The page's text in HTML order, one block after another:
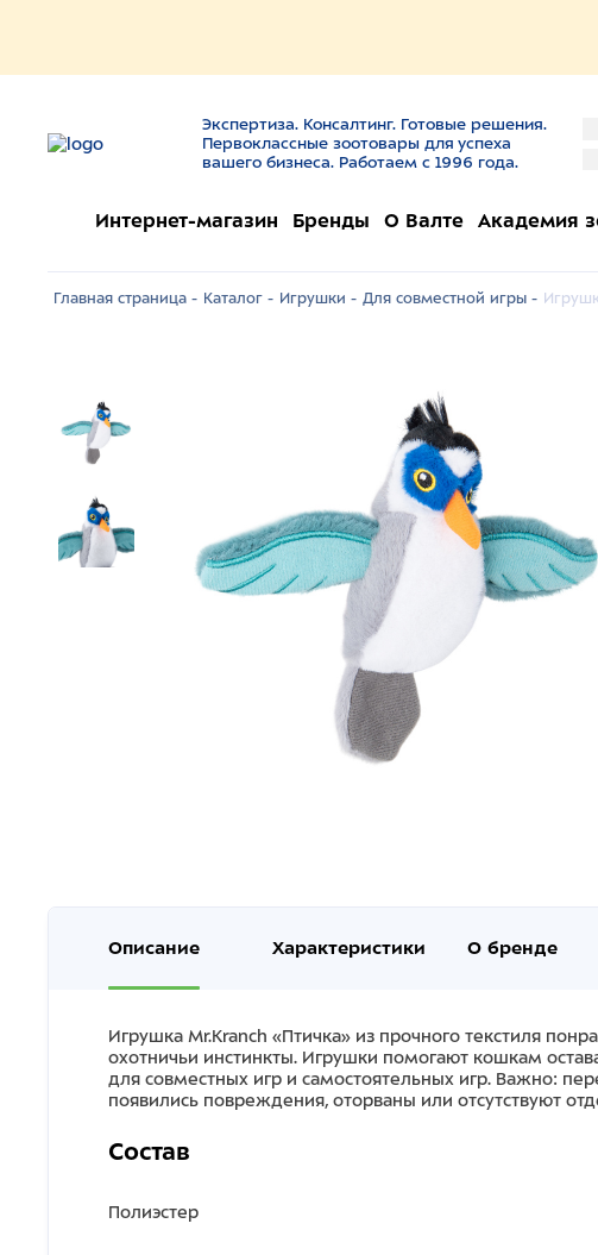
Экспертиза. Консалтинг. Готовые решения.
Первоклассные зоотовары для успеха
вашего бизнеса. Работаем с 1996 года.
Интернет-магазин Бренды О Валте Академия
Главная страница - Каталог - Игрушки - Для совместной игры -
Описание Характеристики О бренде
Игрушка Mr.Kranch «Птичка» из прочного текстиля
охотничьи инстинкты. Игрушки помогают кошкам
для совместных игр и самостоятельных игр. Важно:
появились повреждения, оторваны или отсутствуют
Состав
Полиэстер